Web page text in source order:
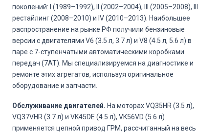
поколений: I (1989–1992), II (2002–2004), III (2005–2008), III
рестайлинг (2008–2010) и IV (2010–2013). Наибольшее
распространение на рынке РФ получили бензиновые
версии с двигателями V6 (3.5 л, 3.7 л) и V8 (4.5 л, 5.6 л) в
паре с 7-ступенчатыми автоматическими коробками
передач (7AT). Мы специализируемся на диагностике и
ремонте этих агрегатов, используя оригинальное
оборудование и запчасти.
Обслуживание двигателей. На моторах VQ35HR (3.5 л),
VQ37VHR (3.7 л) и VK45DE (4.5 л), VK56VD (5.6 л)
применяется цепной привод ГРМ, рассчитанный на весь